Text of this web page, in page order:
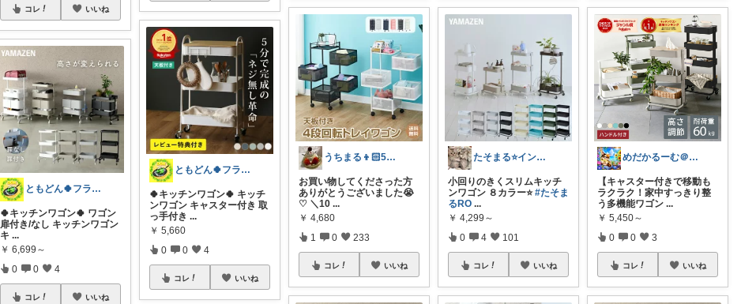
コレ いいね
ともどん🍀フライパン料理ある暮らし🍳
🍀キッチンワゴン🍀 ワゴン
扉付き/なし キッチンワゴン
キ ...
￥ 6,699～
0 0 4
コレ いいね
ともどん🍀フライパン料理ある暮らし🍳
🍀キッチンワゴン🍀 キッチ
ンワゴン キャスター付き 取
っ手付き ...
￥ 5,660
0 0 4
コレ いいね
うちまる👦🏻5歳ママ♡
お買い物してくださった方
ありがとうございました😭
♡ ＼10 ...
￥ 4,680
1 0 233
コレ いいね
たそまる⭐️インテリア雑貨
小回りのきくスリムキッチ
ンワゴン ８カラー⭐️#たそま
るRO ...
￥ 4,299～
0 4 101
コレ いいね
めだかるーむ＠ありがとうございます。
【キャスター付きで移動も
ラクラク！家中すっきり整
う多機能ワゴン ...
￥ 5,450～
0 0 3
コレ いいね